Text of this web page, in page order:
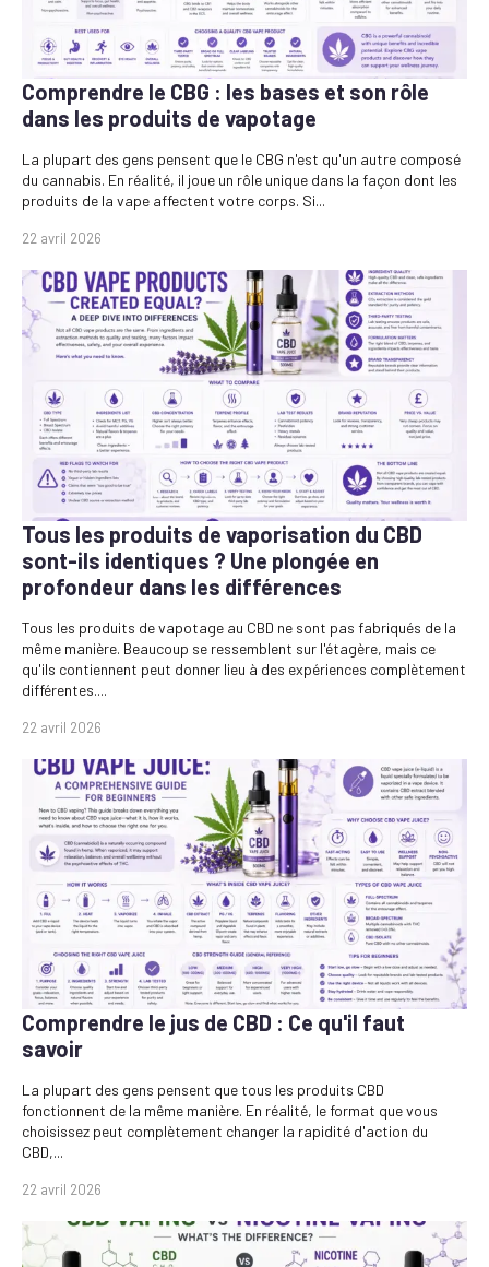
Comprendre le CBG : les bases et son rôle
dans les produits de vapotage
22 avril 2026
La plupart des gens pensent que le CBG n'est qu'un autre composé
du cannabis. En réalité, il joue un rôle unique dans la façon dont les
produits de la vape affectent votre corps. Si...
Tous les produits de vaporisation du CBD
sont-ils identiques ? Une plongée en
profondeur dans les différences
22 avril 2026
Tous les produits de vapotage au CBD ne sont pas fabriqués de la
même manière. Beaucoup se ressemblent sur l'étagère, mais ce
qu'ils contiennent peut donner lieu à des expériences complètement
différentes....
Comprendre le jus de CBD : Ce qu'il faut
savoir
22 avril 2026
La plupart des gens pensent que tous les produits CBD
fonctionnent de la même manière. En réalité, le format que vous
choisissez peut complètement changer la rapidité d'action du
CBD,...